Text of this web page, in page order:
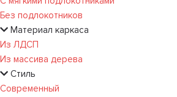
Без подлокотников
Материал каркаса
Из ЛДСП
Из массива дерева
Стиль
Современный